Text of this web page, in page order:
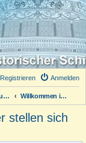
Anmelden
Registrieren
Informationen zum Forum Willkommen im Forum - Mitglieder stellen sich vor
stellen sich